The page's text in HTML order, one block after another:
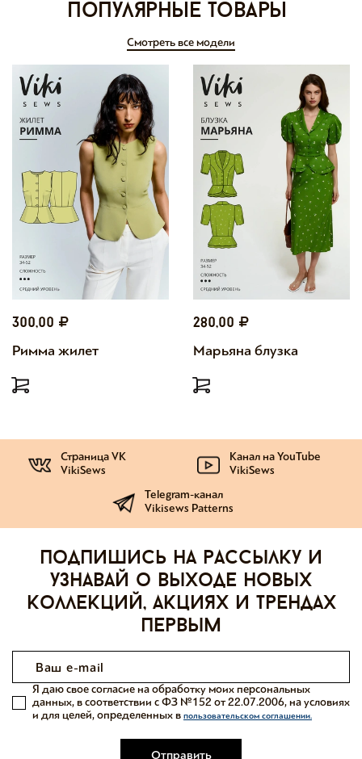
Популярные товары
Смотреть все модели
300,00
Римма жилет
280,00
Марьяна блузка
Страница VK
VikiSews
Канал на YouTube
VikiSews
Telegram-канал
Vikisews Patterns
Подпишись на рассылку и
узнавай о выходе новых
коллекций, акциях и трендах
первым
Отправить
Я даю свое согласие на обработку моих персональных
данных, в соответствии с ФЗ №152 от 22.07.2006, на условиях
и для целей, определенных в пользовательском соглашении.